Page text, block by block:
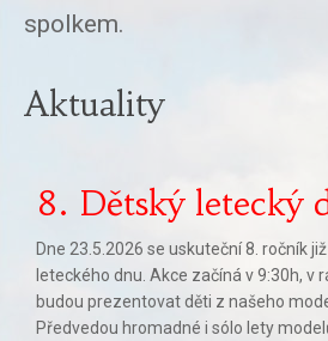
spolkem.
Aktuality
8. Dětský letecký
Dne 23.5.2026 se uskuteční 8. ročník
leteckého dnu. Akce začíná v 9:30h, v
budou prezentovat děti z našeho
Předvedou hromadné i sólo lety